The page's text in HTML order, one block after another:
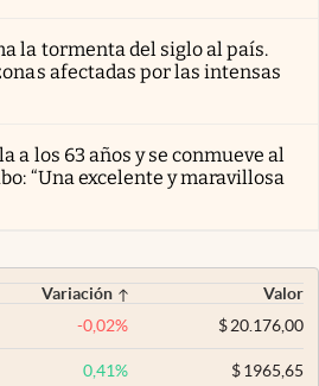
la tormenta del siglo al país.
afectadas por las intensas
a los 63 años y se conmueve al
“Una excelente y maravillosa
Variación
Valor
-0,02% $20.176,00
0,41% $1965,65